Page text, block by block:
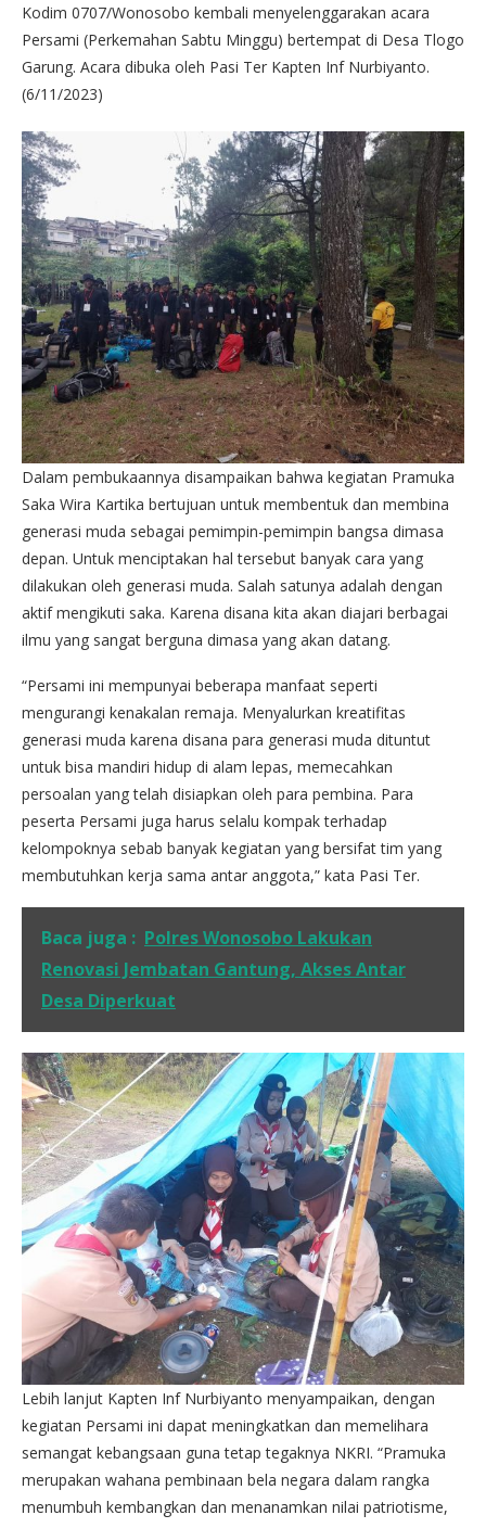
Kodim 0707/Wonosobo kembali menyelenggarakan acara
Persami (Perkemahan Sabtu Minggu) bertempat di Desa Tlogo
Garung. Acara dibuka oleh Pasi Ter Kapten Inf Nurbiyanto.
(6/11/2023)
Dalam pembukaannya disampaikan bahwa kegiatan Pramuka
Saka Wira Kartika bertujuan untuk membentuk dan membina
generasi muda sebagai pemimpin-pemimpin bangsa dimasa
depan. Untuk menciptakan hal tersebut banyak cara yang
dilakukan oleh generasi muda. Salah satunya adalah dengan
aktif mengikuti saka. Karena disana kita akan diajari berbagai
ilmu yang sangat berguna dimasa yang akan datang.
“Persami ini mempunyai beberapa manfaat seperti
mengurangi kenakalan remaja. Menyalurkan kreatifitas
generasi muda karena disana para generasi muda dituntut
untuk bisa mandiri hidup di alam lepas, memecahkan
persoalan yang telah disiapkan oleh para pembina. Para
peserta Persami juga harus selalu kompak terhadap
kelompoknya sebab banyak kegiatan yang bersifat tim yang
membutuhkan kerja sama antar anggota,” kata Pasi Ter.
Baca juga : Polres Wonosobo Lakukan
Renovasi Jembatan Gantung, Akses Antar
Desa Diperkuat
Lebih lanjut Kapten Inf Nurbiyanto menyampaikan, dengan
kegiatan Persami ini dapat meningkatkan dan memelihara
semangat kebangsaan guna tetap tegaknya NKRI. “Pramuka
merupakan wahana pembinaan bela negara dalam rangka
menumbuh kembangkan dan menanamkan nilai patriotisme,